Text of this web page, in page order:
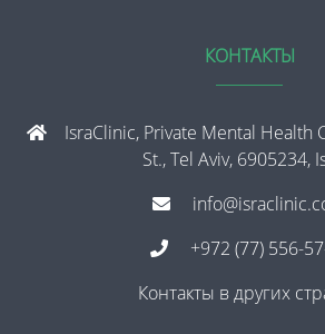
КОНТАКТЫ
IsraClinic, Private Mental Health
St., Tel Aviv, 6905234,
+972 (77) 556-
Контакты в других